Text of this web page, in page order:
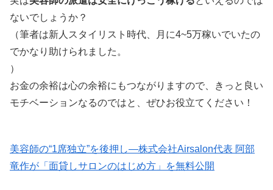
ないでしょうか？
（筆者は新人スタイリスト時代、月に4~5万稼いでいたの
でかなり助けられました。
）
お金の余裕は心の余裕にもつながりますので、きっと良い
モチベーションなるのではと、ぜひお役立てください！
美容師の“1席独立”を後押し—株式会社Airsalon代表 阿部
竜作が「面貸しサロンのはじめ方」を無料公開